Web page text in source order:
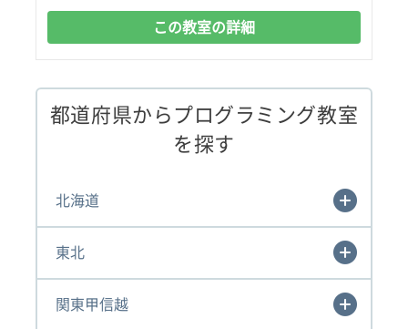
この教室の詳細
都道府県からプログラミング教室
を探す
北海道
東北
関東甲信越